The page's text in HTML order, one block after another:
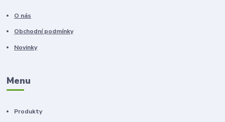
O nás
Obchodní podmínky
Novinky
Menu
Produkty